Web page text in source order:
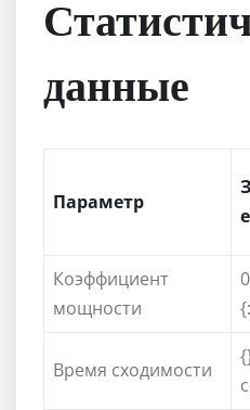
данные
Параметр
Коэффициент
мощности
Время сходимости